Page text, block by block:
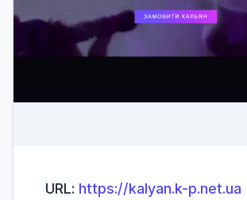
URL: https://kalyan.k-p.net.ua